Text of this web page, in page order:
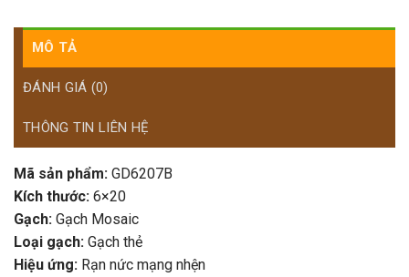
MÔ TẢ
ĐÁNH GIÁ (0)
THÔNG TIN LIÊN HỆ
Mã sản phẩm: GD6207B
Kích thước: 6×20
Gạch: Gạch Mosaic
Loại gạch: Gạch thẻ
Hiệu ứng: Rạn nức mạng nhện